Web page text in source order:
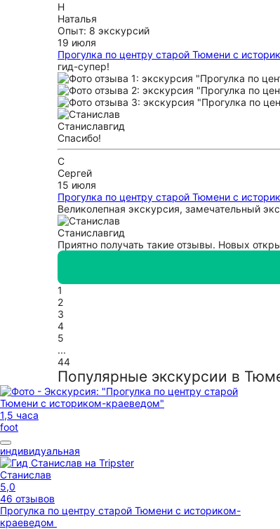
Н
Наталья
Опыт: 8 экскурсий
19 июля
Прогулка по центру старой Тюмени с
гид-супер!
Станиславгид
Спасибо!
С
Сергей
15 июля
Прогулка по центру старой Тюмени с
Великолепная экскурсия, замечательный
Станиславгид
Приятно получать такие отзывы. Новых
1
2
3
4
5
...
44
Популярные экскурсии в
1,5 часа
foot
индивидуальная
Станислав
5,0
46 отзывов
Прогулка по центру старой Тюмени с историком-
краеведом